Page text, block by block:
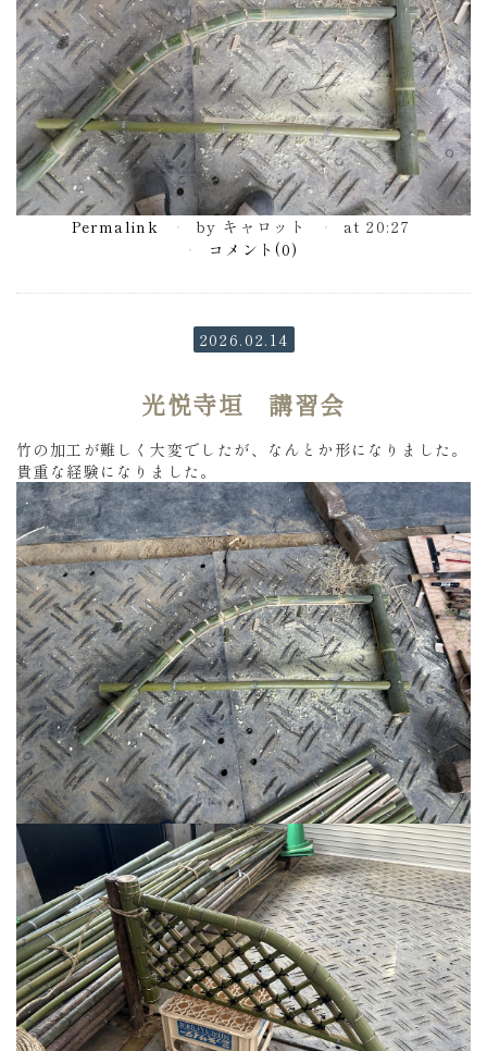
Permalink by キャロット
at 20:27
コメント(0)
2026.02.14
光悦寺垣 講習会
竹の加工が難しく大変でしたが、なんとか形になりました。
貴重な経験になりました。